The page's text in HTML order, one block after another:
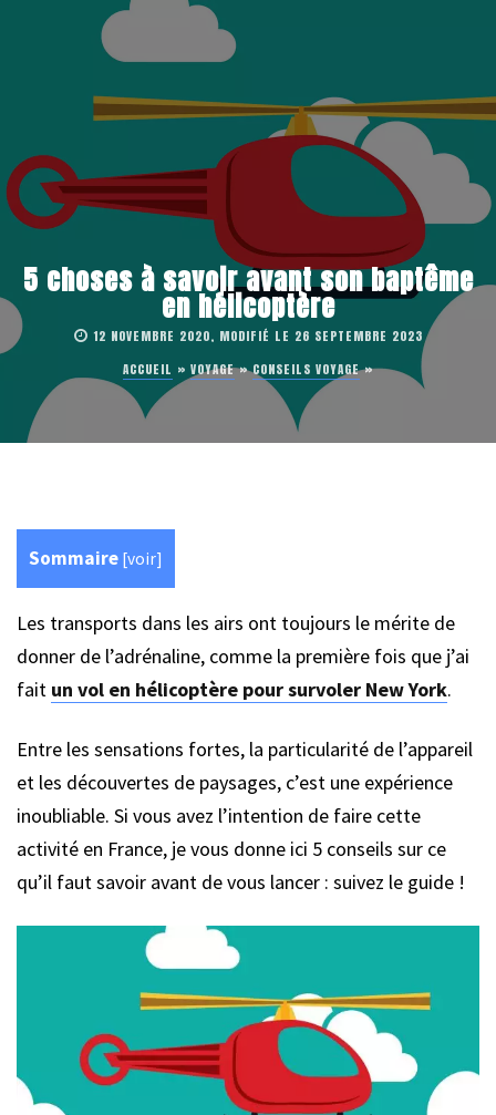
5 choses à savoir avant son baptême
en hélicoptère
12 NOVEMBRE 2020, MODIFIÉ LE 26 SEPTEMBRE 2023
ACCUEIL » VOYAGE»CONSEILS VOYAGE»
Sommaire [voir]
Les transports dans les airs ont toujours le mérite de
donner de l’adrénaline, comme la première fois que j’ai
fait un vol en hélicoptère pour survoler New York.
Entre les sensations fortes, la particularité de l’appareil
et les découvertes de paysages, c’est une expérience
inoubliable. Si vous avez l’intention de faire cette
activité en France, je vous donne ici 5 conseils sur ce
qu’il faut savoir avant de vous lancer : suivez le guide !